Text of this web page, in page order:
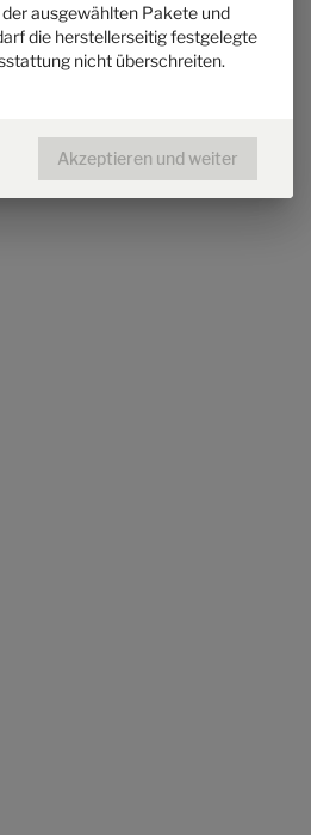
ausgewählten Pakete und
die herstellerseitig festgelegte
nicht überschreiten.
Akzeptieren und weiter